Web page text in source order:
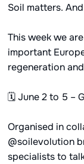
Soil matters.
This week we
important
regeneration
🗓️ June 2 to 5 –
Organised in
@soilevolution
specialists to